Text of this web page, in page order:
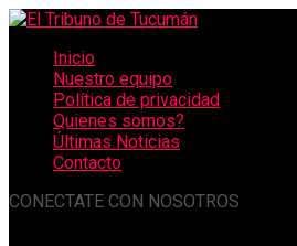
Inicio
Nuestro equipo
Política de privacidad
Quienes somos?
Últimas Noticias
Contacto
CONECTATE CON NOSOTROS